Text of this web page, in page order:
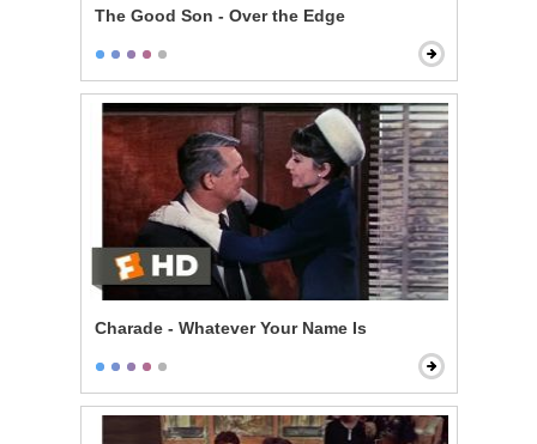
The Good Son - Over the Edge
Charade - Whatever Your Name Is